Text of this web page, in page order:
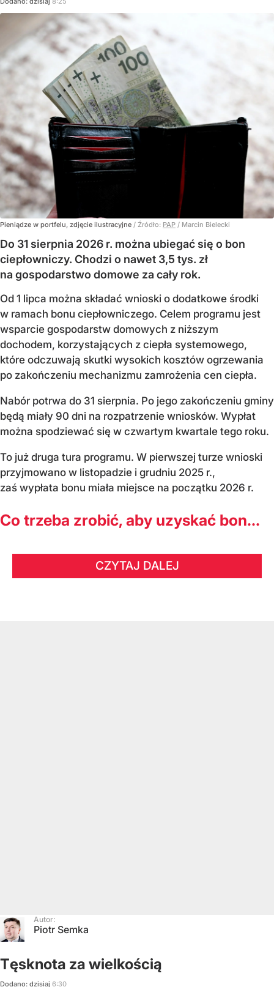
Pieniądze w portfelu, zdjęcie ilustracyjne / Źródło: PAP / Marcin Bielecki
Do 31 sierpnia 2026 r. można ubiegać się o bon
ciepłowniczy. Chodzi o nawet 3,5 tys. zł
na gospodarstwo domowe za cały rok.
Od 1 lipca można składać wnioski o dodatkowe środki
w ramach bonu ciepłowniczego. Celem programu jest
wsparcie gospodarstw domowych z niższym
dochodem, korzystających z ciepła systemowego,
które odczuwają skutki wysokich kosztów ogrzewania
po zakończeniu mechanizmu zamrożenia cen ciepła.
Nabór potrwa do 31 sierpnia. Po jego zakończeniu gminy
będą miały 90 dni na rozpatrzenie wniosków. Wypłat
można spodziewać się w czwartym kwartale tego roku.
To już druga tura programu. W pierwszej turze wnioski
przyjmowano w listopadzie i grudniu 2025 r.,
zaś wypłata bonu miała miejsce na początku 2026 r.
Co trzeba zrobić, aby uzyskać bon...
CZYTAJ DALEJ
Autor:
Piotr Semka
Tęsknota za wielkością
Dodano: dzisiaj 6:30